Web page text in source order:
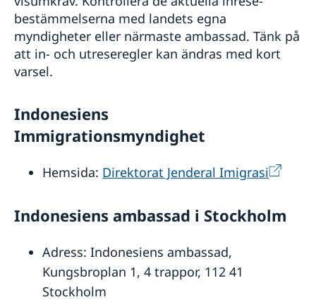
bestämmelserna med landets egna
myndigheter eller närmaste ambassad. Tänk på
att in- och utreseregler kan ändras med kort
varsel.
Indonesiens
Immigrationsmyndighet
Hemsida: Direktorat Jenderal Imigrasi
Indonesiens ambassad i Stockholm
Adress: Indonesiens ambassad,
Kungsbroplan 1, 4 trappor, 112 41
Stockholm